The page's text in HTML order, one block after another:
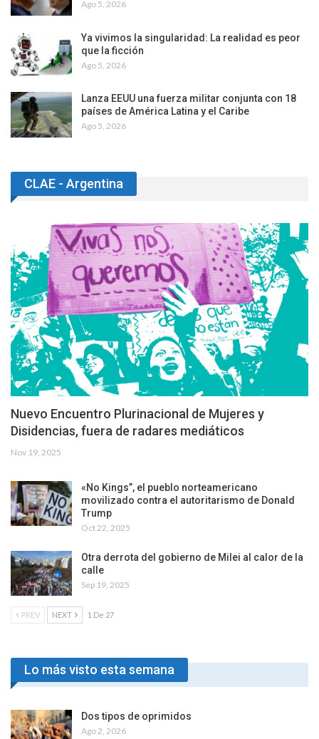
Ago 5, 2026
Ya vivimos la singularidad: La realidad es peor
que la ficción
Ago 5, 2026
Lanza EEUU una fuerza militar conjunta con 18
países de América Latina y el Caribe
Ago 5, 2026
CLAE - Argentina
Nuevo Encuentro Plurinacional de Mujeres y
Disidencias, fuera de radares mediáticos
Nov 19, 2025
«No Kings”, el pueblo norteamericano
movilizado contra el autoritarismo de Donald
Trump
Oct 22, 2025
Otra derrota del gobierno de Milei al calor de la
calle
Sep 19, 2025
PREV NEXT 1 De 27
Lo más visto esta semana
Dos tipos de oprimidos
Ago 2, 2026